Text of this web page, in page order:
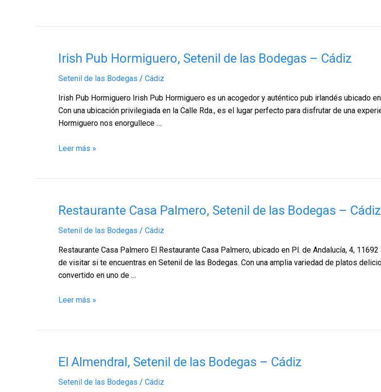
Irish Pub Hormiguero, Setenil de las Bodegas – Cádiz
Setenil de las Bodegas / Cádiz
Irish Pub Hormiguero Irish Pub Hormiguero es un acogedor y auténtico pub irlandés ubicado
Con una ubicación privilegiada en la Calle Rda., es el lugar perfecto para disfrutar de una
Hormiguero nos enorgullece …
Irish
Hormiguero,
Setenil
de
las
–Leer más »
Restaurante Casa Palmero, Setenil de las Bodegas – Cádiz
Setenil de las Bodegas / Cádiz
Restaurante Casa Palmero El Restaurante Casa Palmero, ubicado en Pl. de Andalucía, 4,
de visitar si te encuentras en Setenil de las Bodegas. Con una amplia variedad de platos
convertido en uno de …
Restaurante
Palmero,
Setenil
de
–Leer más »
El Almendral, Setenil de las Bodegas – Cádiz
Setenil de las Bodegas / Cádiz
El
Setenil